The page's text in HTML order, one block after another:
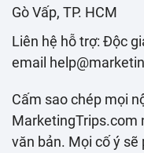
Gò Vấp, TP. HCM
Liên hệ hỗ trợ: Độc
email
Cấm sao chép mọi
MarketingTrips.com
văn bản. Mọi cố ý